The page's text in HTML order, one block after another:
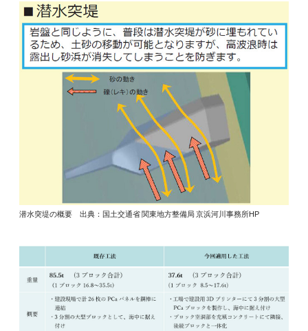
潜水突堤の概要 出典：国土交通省 関東地方整備局 京浜河川事務所HP